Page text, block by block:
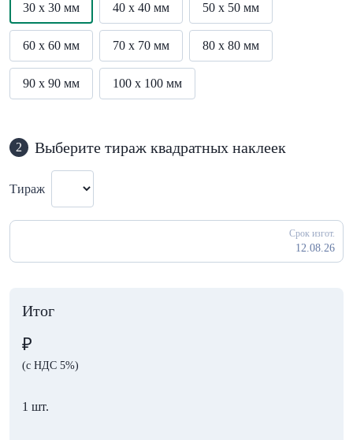
30 x 30 мм 40 x 40 мм 50 x 50 мм
60 x 60 мм 70 x 70 мм 80 x 80 мм
90 x 90 мм 100 x 100 мм
2 Выберите тираж квадратных наклеек
Тираж
Срок изгот.
12.08.26
Итог
₽
(с НДС 5%)
1 шт.